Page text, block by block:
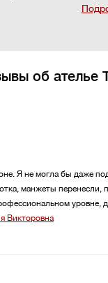
об ателье
Я не могла бы даже
манжеты
Викторовна